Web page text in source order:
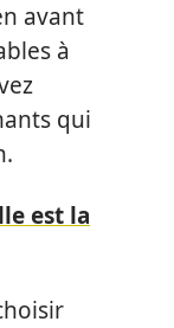
avant
à
qui
est la